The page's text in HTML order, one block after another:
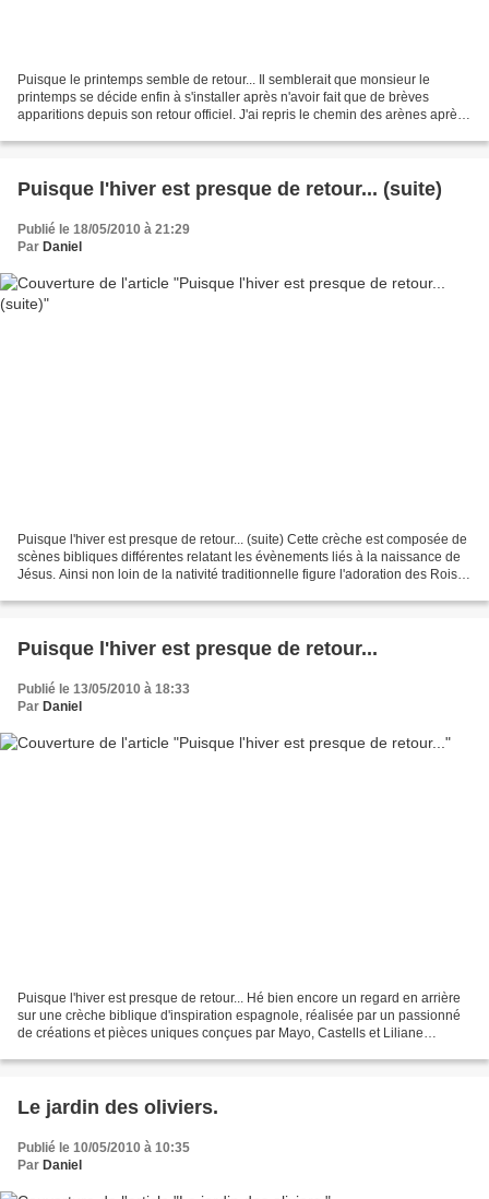
Puisque le printemps semble de retour... Il semblerait que monsieur le
printemps se décide enfin à s'installer après n'avoir fait que de brèves
apparitions depuis son retour officiel. J'ai repris le chemin des arènes après
Puisque l'hiver est presque de retour... (suite)
Publié le 18/05/2010 à 21:29
Par Daniel
Puisque l'hiver est presque de retour... (suite) Cette crèche est composée de
scènes bibliques différentes relatant les évènements liés à la naissance de
Jésus. Ainsi non loin de la nativité traditionnelle figure l'adoration des Rois
Puisque l'hiver est presque de retour...
Publié le 13/05/2010 à 18:33
Par Daniel
Puisque l'hiver est presque de retour... Hé bien encore un regard en arrière
sur une crèche biblique d'inspiration espagnole, réalisée par un passionné
de créations et pièces uniques conçues par Mayo, Castells et Liliane
Le jardin des oliviers.
Publié le 10/05/2010 à 10:35
Par Daniel